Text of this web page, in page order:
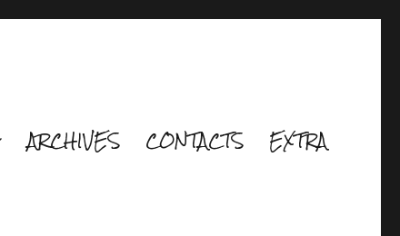
ARCHIVES CONTACTS EXTRA